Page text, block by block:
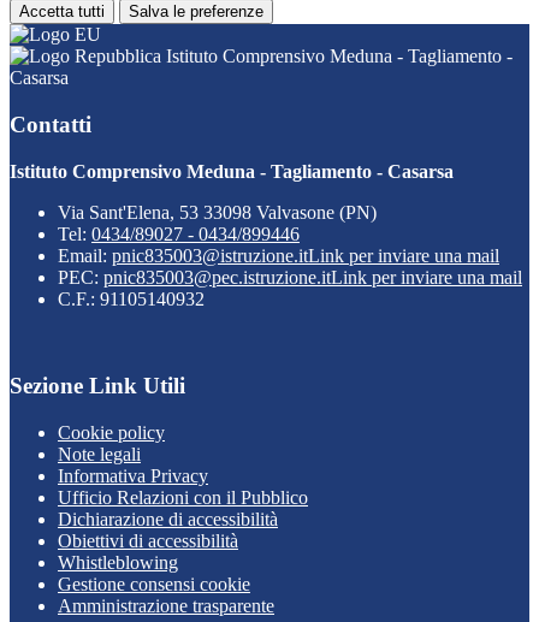
Accetta tutti Salva le preferenze
Istituto Comprensivo Meduna - Tagliamento -
Casarsa
Contatti
Istituto Comprensivo Meduna - Tagliamento - Casarsa
Via Sant'Elena, 53 33098 Valvasone (PN)
Tel: 0434/89027 - 0434/899446
Email: pnic835003@istruzione.itLink per inviare una mail
PEC: pnic835003@pec.istruzione.itLink per inviare una mail
C.F.: 91105140932
Sezione Link Utili
Cookie policy
Note legali
Informativa Privacy
Ufficio Relazioni con il Pubblico
Dichiarazione di accessibilità
Obiettivi di accessibilità
Whistleblowing
Gestione consensi cookie
Amministrazione trasparente